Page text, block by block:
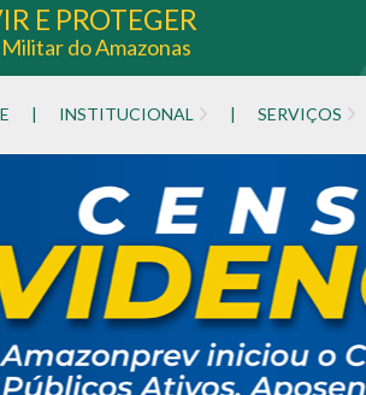
E PROTEGER
do Amazonas
| INSTITUCIONAL | SERVIÇOS